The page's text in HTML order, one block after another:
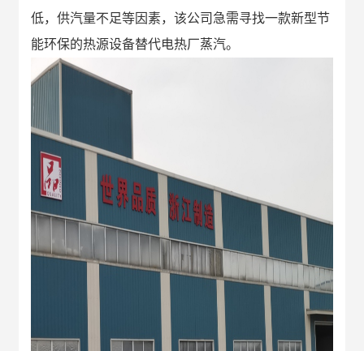
低，供汽量不足等因素，该公司急需寻找一款新型节
能环保的热源设备替代电热厂蒸汽。